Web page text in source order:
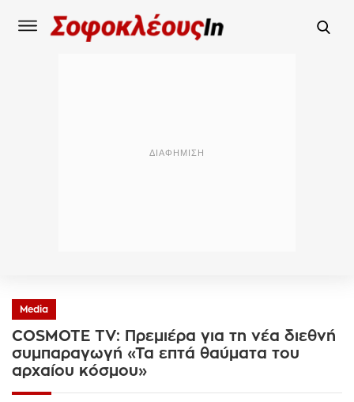
Media
COSMOTE TV: Πρεμιέρα για τη νέα διεθνή
συμπαραγωγή «Τα επτά θαύματα του
αρχαίου κόσμου»